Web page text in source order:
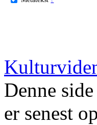
Denne
er senest